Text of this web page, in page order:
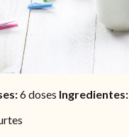
6 doses Ingredientes: